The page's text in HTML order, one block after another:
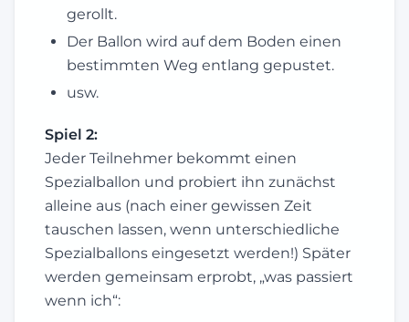
gerollt.
Der Ballon wird auf dem Boden einen
bestimmten Weg entlang gepustet.
usw.
Spiel 2:
Jeder Teilnehmer bekommt einen
Spezialballon und probiert ihn zunächst
alleine aus (nach einer gewissen Zeit
tauschen lassen, wenn unterschiedliche
Spezialballons eingesetzt werden!) Später
werden gemeinsam erprobt, „was passiert
wenn ich“: